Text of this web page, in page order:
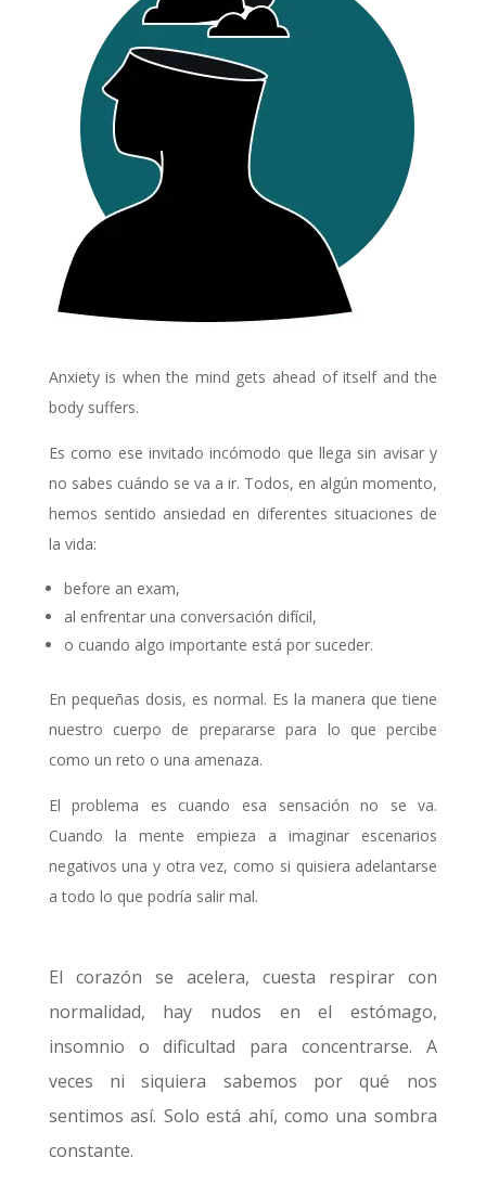
Anxiety is when the mind gets ahead of itself and the
body suffers.
Es como ese invitado incómodo que llega sin avisar y
no sabes cuándo se va a ir. Todos, en algún momento,
hemos sentido ansiedad en diferentes situaciones de
la vida:
before an exam,
al enfrentar una conversación difícil,
o cuando algo importante está por suceder.
En pequeñas dosis, es normal. Es la manera que tiene
nuestro cuerpo de prepararse para lo que percibe
como un reto o una amenaza.
El problema es cuando esa sensación no se va.
Cuando la mente empieza a imaginar escenarios
negativos una y otra vez, como si quisiera adelantarse
a todo lo que podría salir mal.
El corazón se acelera, cuesta respirar con
normalidad, hay nudos en el estómago,
insomnio o dificultad para concentrarse. A
veces ni siquiera sabemos por qué nos
sentimos así. Solo está ahí, como una sombra
constante.